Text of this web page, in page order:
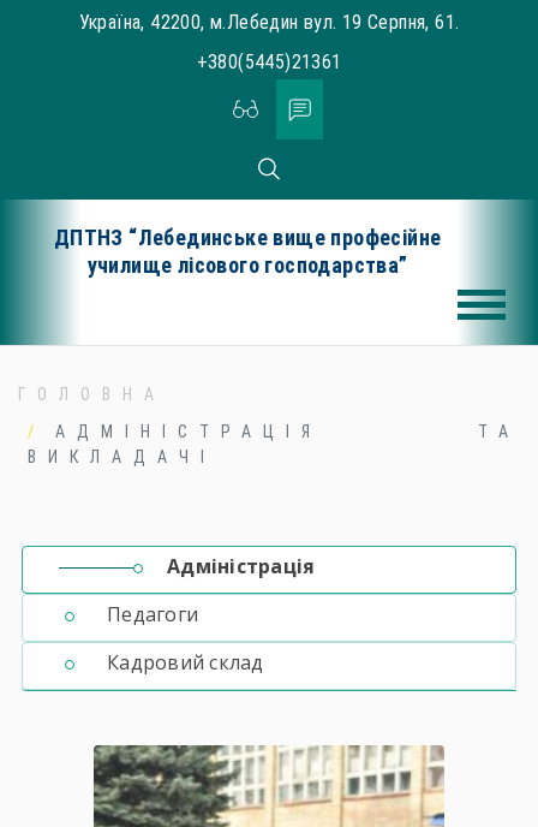
Україна, 42200, м.Лебедин вул. 19 Серпня, 61.
+380(5445)21361
ДПТНЗ “Лебединське вище професійне
училище лісового господарства”
ГОЛОВНА
АДМІНІСТРАЦІЯ ТА
ВИКЛАДАЧІ
Адміністрація
Педагоги
Кадровий склад